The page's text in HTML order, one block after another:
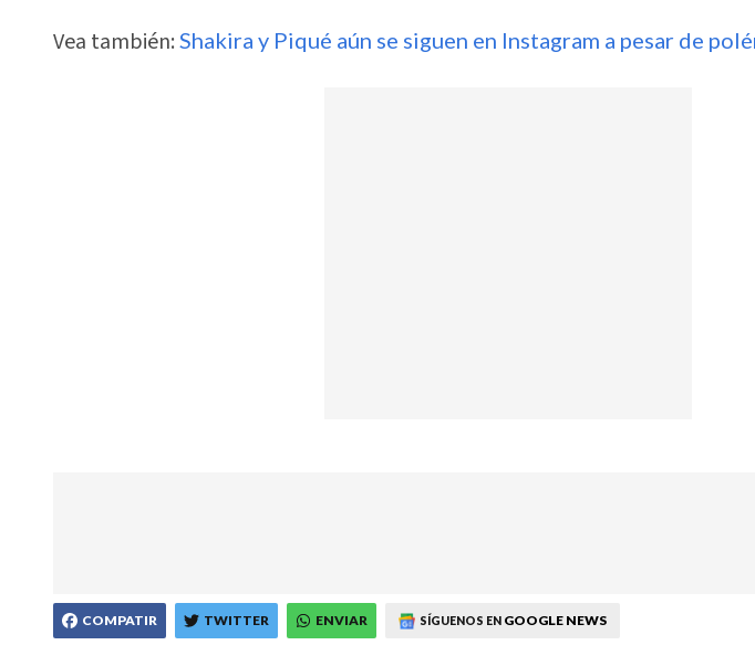
Vea también: Shakira y Piqué aún se siguen en Instagram a pesar de
COMPATIR TWITTER ENVIAR SÍGUENOS EN GOOGLE NEWS